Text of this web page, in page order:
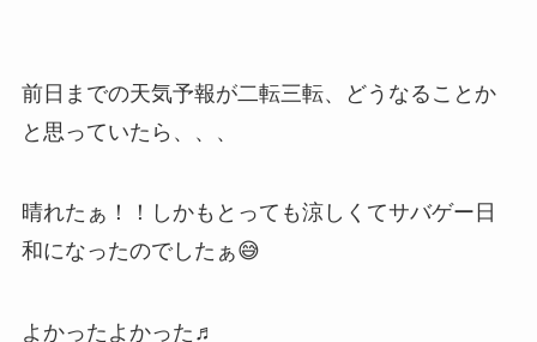
前日までの天気予報が二転三転、どうなることか
と思っていたら、、、
晴れたぁ！！しかもとっても涼しくてサバゲー日
和になったのでしたぁ😅
よかったよかった♬